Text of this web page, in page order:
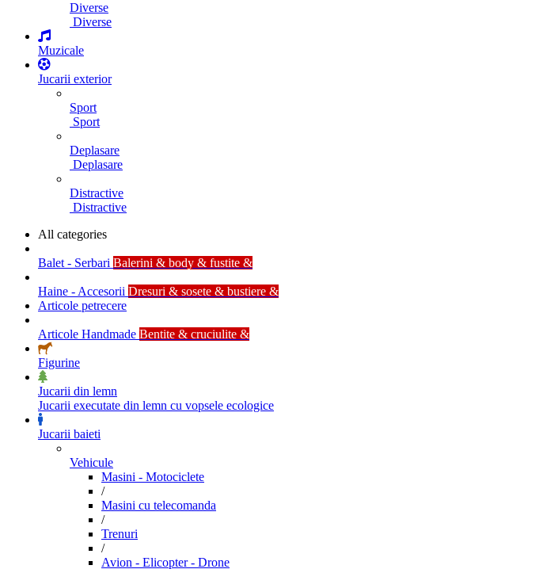
Diverse
Diverse
Muzicale
Jucarii exterior
Sport
Sport
Deplasare
Deplasare
Distractive
Distractive
All categories
Balet - Serbari Balerini & body & fustite &
Haine - Accesorii Dresuri & sosete & bustiere &
Articole petrecere
Articole Handmade Bentite & cruciulite &
Figurine
Jucarii din lemn
Jucarii executate din lemn cu vopsele ecologice
Jucarii baieti
Vehicule
Masini - Motociclete
/
Masini cu telecomanda
/
Trenuri
/
Avion - Elicopter - Drone